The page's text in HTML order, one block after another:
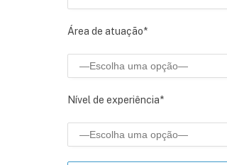
Área de atuação*
Nível de experiência*